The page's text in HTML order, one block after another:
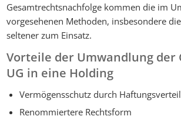
Gesamtrechtsnachfolge kommen die im
vorgesehenen Methoden, insbesondere
seltener zum Einsatz.
Vorteile der Umwandlung der
UG in eine Holding
Vermögensschutz durch
Renommiertere Rechtsform